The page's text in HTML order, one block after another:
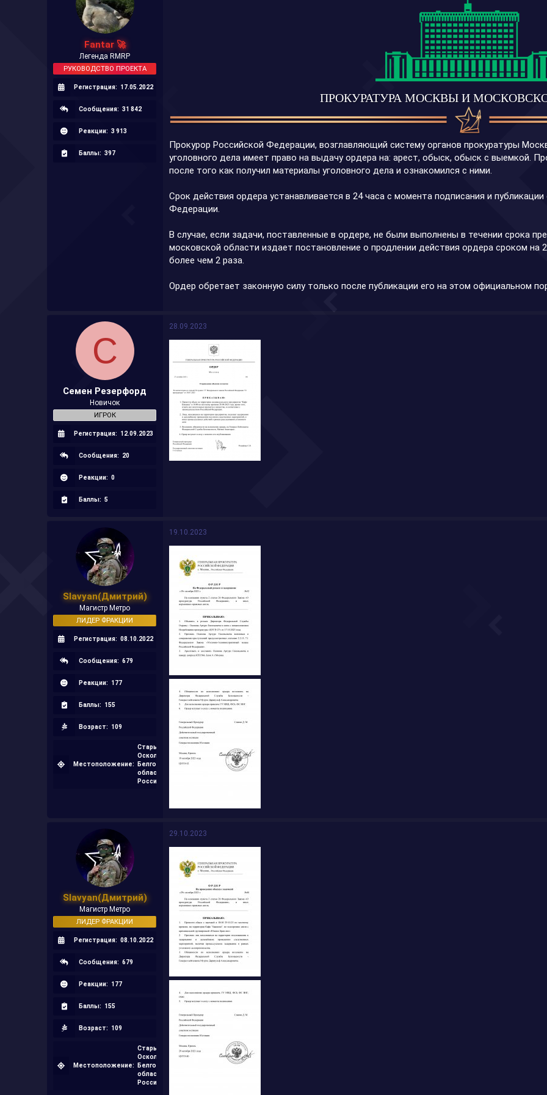
а
Fantar 🚀
Легенда RMRP
РУКОВОДСТВО ПРОЕКТА
Регистрация: 17.05.2022
Сообщения: 31 842
Реакции: 3 913
Баллы: 397
ПРОКУРАТУРА МОСКВЫ И
Прокурор Российской Федерации, возглавляющий систему органов прокуратуры
уголовного дела имеет право на выдачу ордера на: арест, обыск, обыск с выемкой.
после того как получил материалы уголовного дела и ознакомился с ними.
Срок действия ордера устанавливается в 24 часа с момента подписания и
Федерации.
В случае, если задачи, поставленные в ордере, не были выполнены в течении срока
московской области издает постановление о продлении действия ордера сроком на
более чем 2 раза.
Ордер обретает законную силу только после публикации его на этом официальном
С
Семен Резерфорд
Новичок
ИГРОК
Регистрация: 12.09.2023
Сообщения: 20
Реакции: 0
Баллы: 5
28.09.2023
Slavyan(Дмитрий)
Магистр Метро
ЛИДЕР ФРАКЦИИ
Регистрация: 08.10.2022
Сообщения: 679
Реакции: 177
Баллы: 155
Возраст: 109
Местоположение:
Старый
Оскол,
Белгородская
область,
Россия.
19.10.2023
Slavyan(Дмитрий)
Магистр Метро
ЛИДЕР ФРАКЦИИ
Регистрация: 08.10.2022
Сообщения: 679
Реакции: 177
Баллы: 155
Возраст: 109
Местоположение:
Старый
Оскол,
Белгородская
область,
Россия.
29.10.2023